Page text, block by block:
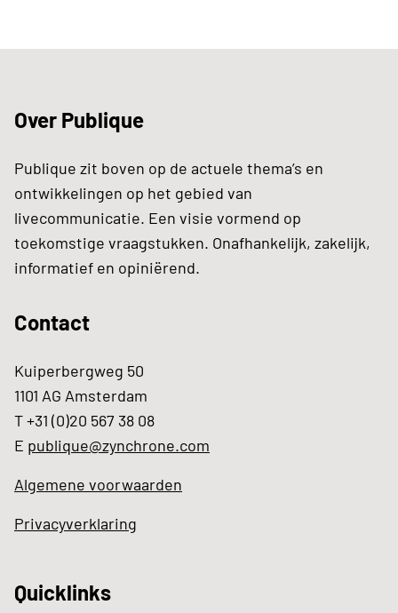
Over Publique
Publique zit boven op de actuele thema’s en
ontwikkelingen op het gebied van
livecommunicatie. Een visie vormend op
toekomstige vraagstukken. Onafhankelijk, zakelijk,
informatief en opiniërend.
Contact
Kuiperbergweg 50
1101 AG Amsterdam
T +31 (0)20 567 38 08
E publique@zynchrone.com
Algemene voorwaarden
Privacyverklaring
Quicklinks